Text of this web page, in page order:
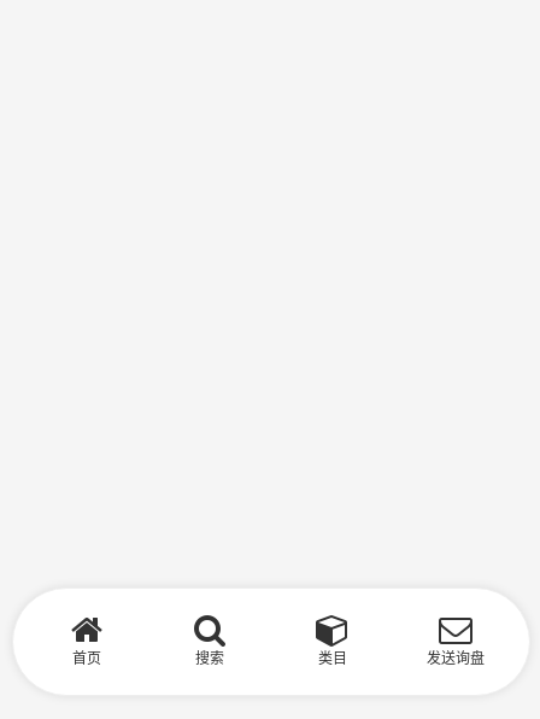
首页 搜索 类目 发送询盘